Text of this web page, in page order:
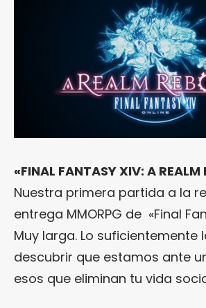
«FINAL FANTASY XIV: A REALM
Nuestra primera partida a la
entrega MMORPG de «Final
Muy larga. Lo suficientemente
descubrir que estamos ante
esos que eliminan tu vida